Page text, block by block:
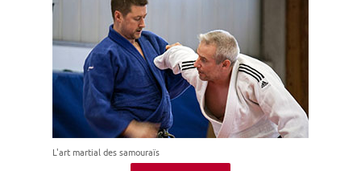
L'art martial des samouraïs